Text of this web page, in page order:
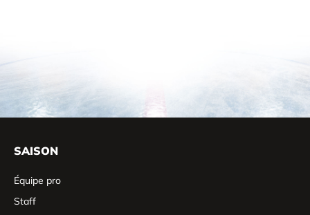
SAISON
Équipe pro
Staff